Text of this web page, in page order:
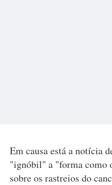
Em causa está a notícia
"ignóbil" a "forma como
sobre os rastreios do